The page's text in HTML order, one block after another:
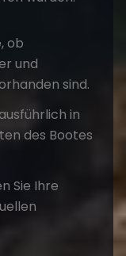
ob
und
sind.
in
des Bootes
Sie Ihre